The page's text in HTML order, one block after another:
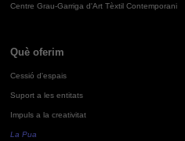
Centre Grau-Garriga d'Art Tèxtil Contemporani
Què oferim
Cessió d'espais
Suport a les entitats
Impuls a la creativitat
La Pua